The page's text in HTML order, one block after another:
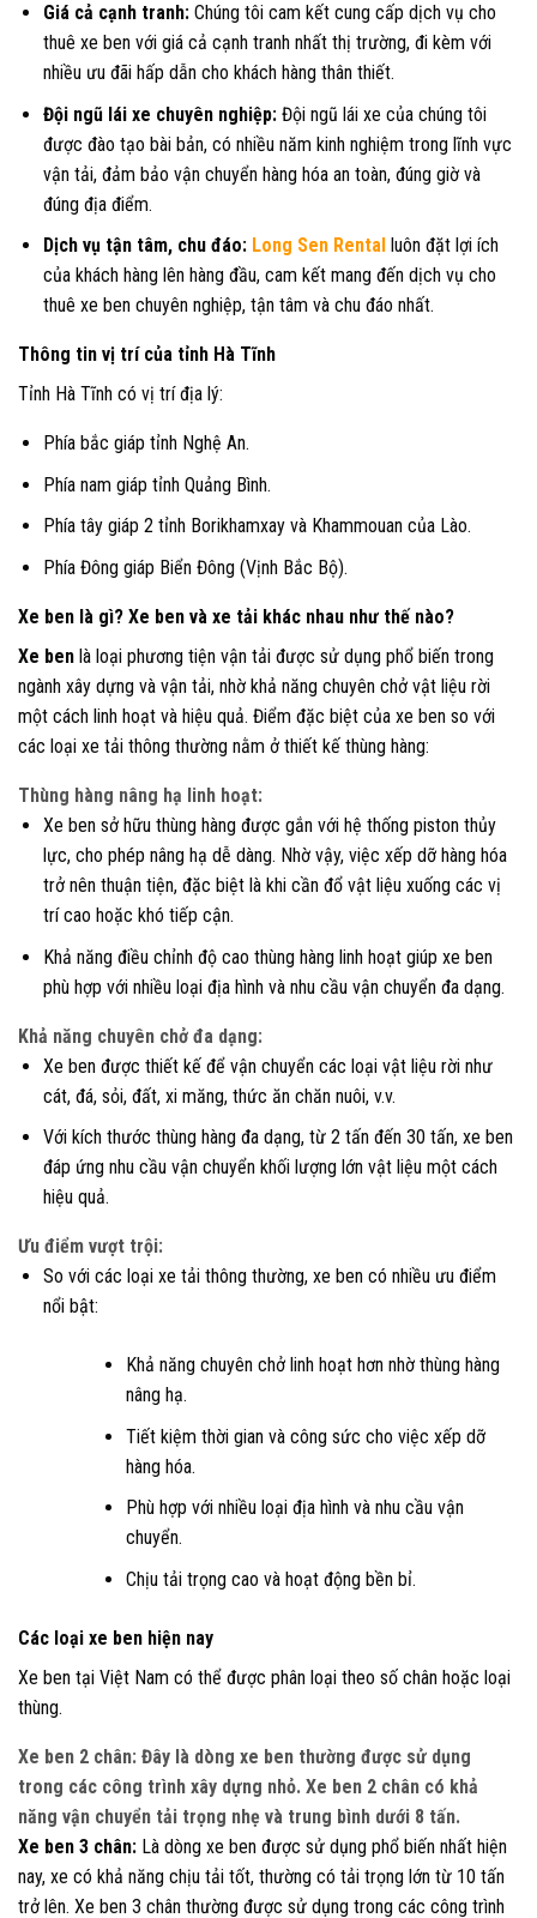
Giá cả cạnh tranh:Chúng tôi cam kết cung cấp dịch vụ cho
thuê xe ben với giá cả cạnh tranh nhất thị trường, đi kèm với
nhiều ưu đãi hấp dẫn cho khách hàng thân thiết.
Đội ngũ lái xe chuyên nghiệp:Đội ngũ lái xe của chúng tôi
được đào tạo bài bản, có nhiều năm kinh nghiệm trong lĩnh vực
vận tải, đảm bảo vận chuyển hàng hóa an toàn, đúng giờ và
đúng địa điểm.
Dịch vụ tận tâm, chu đáo: Long Sen Rental luôn đặt lợi ích
của khách hàng lên hàng đầu, cam kết mang đến dịch vụ cho
thuê xe ben chuyên nghiệp, tận tâm và chu đáo nhất.
Thông tin vị trí của tỉnh Hà Tĩnh
Tỉnh Hà Tĩnh có vị trí địa lý:
Phía bắc giáp tỉnh Nghệ An.
Phía nam giáp tỉnh Quảng Bình.
Phía tây giáp 2 tỉnh Borikhamxay và Khammouan của Lào.
Phía Đông giáp Biển Đông (Vịnh Bắc Bộ).
Xe ben là gì? Xe ben và xe tải khác nhau như thế nào?
Xe ben là loại phương tiện vận tải được sử dụng phổ biến trong
ngành xây dựng và vận tải, nhờ khả năng chuyên chở vật liệu rời
một cách linh hoạt và hiệu quả. Điểm đặc biệt của xe ben so với
các loại xe tải thông thường nằm ở thiết kế thùng hàng:
Thùng hàng nâng hạ linh hoạt:
Xe ben sở hữu thùng hàng được gắn với hệ thống piston thủy
lực, cho phép nâng hạ dễ dàng. Nhờ vậy, việc xếp dỡ hàng hóa
trở nên thuận tiện, đặc biệt là khi cần đổ vật liệu xuống các vị
trí cao hoặc khó tiếp cận.
Khả năng điều chỉnh độ cao thùng hàng linh hoạt giúp xe ben
phù hợp với nhiều loại địa hình và nhu cầu vận chuyển đa dạng.
Khả năng chuyên chở đa dạng:
Xe ben được thiết kế để vận chuyển các loại vật liệu rời như
cát, đá, sỏi, đất, xi măng, thức ăn chăn nuôi, v.v.
Với kích thước thùng hàng đa dạng, từ 2 tấn đến 30 tấn, xe ben
đáp ứng nhu cầu vận chuyển khối lượng lớn vật liệu một cách
hiệu quả.
Ưu điểm vượt trội:
So với các loại xe tải thông thường, xe ben có nhiều ưu điểm
nổi bật:
Khả năng chuyên chở linh hoạt hơn nhờ thùng hàng
nâng hạ.
Tiết kiệm thời gian và công sức cho việc xếp dỡ
hàng hóa.
Phù hợp với nhiều loại địa hình và nhu cầu vận
chuyển.
Chịu tải trọng cao và hoạt động bền bỉ.
Các loại xe ben hiện nay
Xe ben tại Việt Nam có thể được phân loại theo số chân hoặc loại
thùng.
Xe ben 2 chân: Đây là dòng xe ben thường được sử dụng
trong các công trình xây dựng nhỏ. Xe ben 2 chân có khả
năng vận chuyển tải trọng nhẹ và trung bình dưới 8 tấn.
Xe ben 3 chân: Là dòng xe ben được sử dụng phổ biến nhất hiện
nay, xe có khả năng chịu tải tốt, thường có tải trọng lớn từ 10 tấn
trở lên. Xe ben 3 chân thường được sử dụng trong các công trình